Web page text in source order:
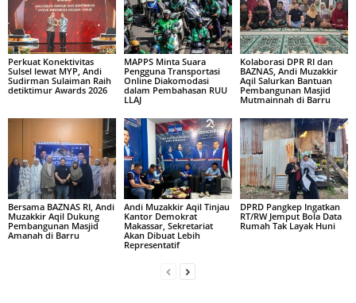
Perkuat Konektivitas
Sulsel lewat MYP, Andi
Sudirman Sulaiman Raih
detiktimur Awards 2026
MAPPS Minta Suara
Pengguna Transportasi
Online Diakomodasi
dalam Pembahasan RUU
LLAJ
Kolaborasi DPR RI dan
BAZNAS, Andi Muzakkir
Aqil Salurkan Bantuan
Pembangunan Masjid
Mutmainnah di Barru
Bersama BAZNAS RI, Andi
Muzakkir Aqil Dukung
Pembangunan Masjid
Amanah di Barru
Andi Muzakkir Aqil Tinjau
Kantor Demokrat
Makassar, Sekretariat
Akan Dibuat Lebih
Representatif
DPRD Pangkep Ingatkan
RT/RW Jemput Bola Data
Rumah Tak Layak Huni